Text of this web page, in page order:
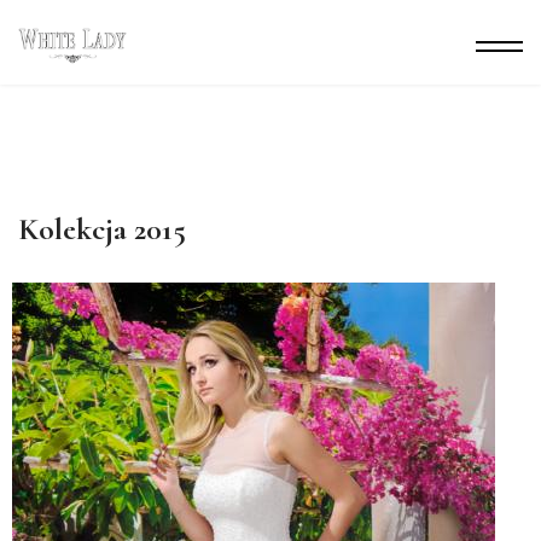
Kolekcja 2015